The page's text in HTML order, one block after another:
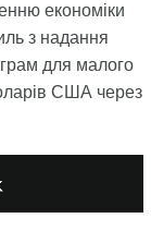
економіки
з надання
для малого
США через